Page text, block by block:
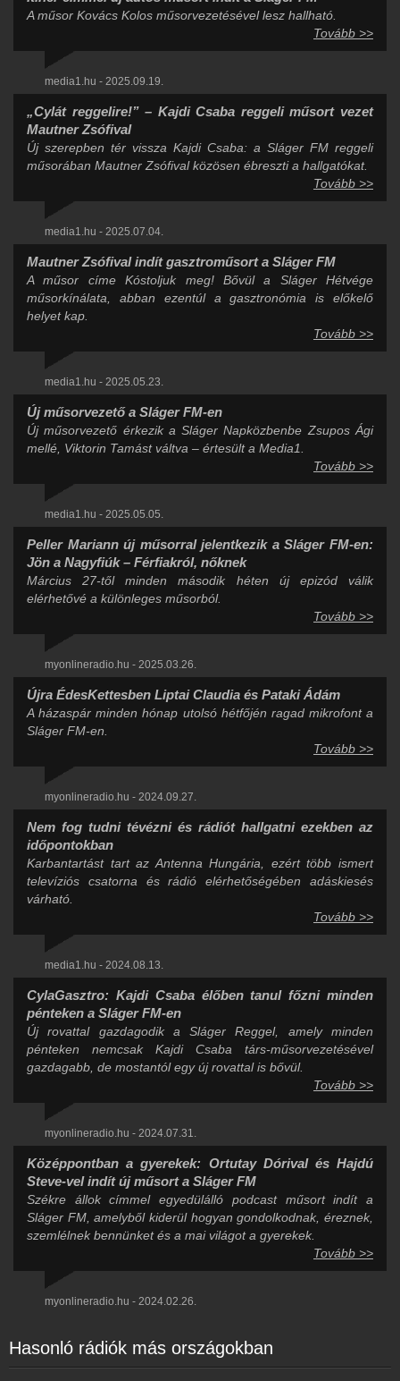
A műsor Kovács Kolos műsorvezetésével lesz hallható.
Tovább >>
media1.hu - 2025.09.19.
„Cylát reggelire!” – Kajdi Csaba reggeli műsort vezet
Mautner Zsófival
Új szerepben tér vissza Kajdi Csaba: a Sláger FM reggeli
műsorában Mautner Zsófival közösen ébreszti a hallgatókat.
Tovább >>
media1.hu - 2025.07.04.
Mautner Zsófival indít gasztroműsort a Sláger FM
A műsor címe Kóstoljuk meg! Bővül a Sláger Hétvége
műsorkínálata, abban ezentúl a gasztronómia is előkelő
helyet kap.
Tovább >>
media1.hu - 2025.05.23.
Új műsorvezető a Sláger FM-en
Új műsorvezető érkezik a Sláger Napközbenbe Zsupos Ági
mellé, Viktorin Tamást váltva – értesült a Media1.
Tovább >>
media1.hu - 2025.05.05.
Peller Mariann új műsorral jelentkezik a Sláger FM-en:
Jön a Nagyfiúk – Férfiakról, nőknek
Március 27-től minden második héten új epizód válik
elérhetővé a különleges műsorból.
Tovább >>
myonlineradio.hu - 2025.03.26.
Újra ÉdesKettesben Liptai Claudia és Pataki Ádám
A házaspár minden hónap utolsó hétfőjén ragad mikrofont a
Sláger FM-en.
Tovább >>
myonlineradio.hu - 2024.09.27.
Nem fog tudni tévézni és rádiót hallgatni ezekben az
időpontokban
Karbantartást tart az Antenna Hungária, ezért több ismert
televíziós csatorna és rádió elérhetőségében adáskiesés
várható.
Tovább >>
media1.hu - 2024.08.13.
CylaGasztro: Kajdi Csaba élőben tanul főzni minden
pénteken a Sláger FM-en
Új rovattal gazdagodik a Sláger Reggel, amely minden
pénteken nemcsak Kajdi Csaba társ-műsorvezetésével
gazdagabb, de mostantól egy új rovattal is bővül.
Tovább >>
myonlineradio.hu - 2024.07.31.
Középpontban a gyerekek: Ortutay Dórival és Hajdú
Steve-vel indít új műsort a Sláger FM
Székre állok címmel egyedülálló podcast műsort indít a
Sláger FM, amelyből kiderül hogyan gondolkodnak, éreznek,
szemlélnek bennünket és a mai világot a gyerekek.
Tovább >>
myonlineradio.hu - 2024.02.26.
Hasonló rádiók más országokban